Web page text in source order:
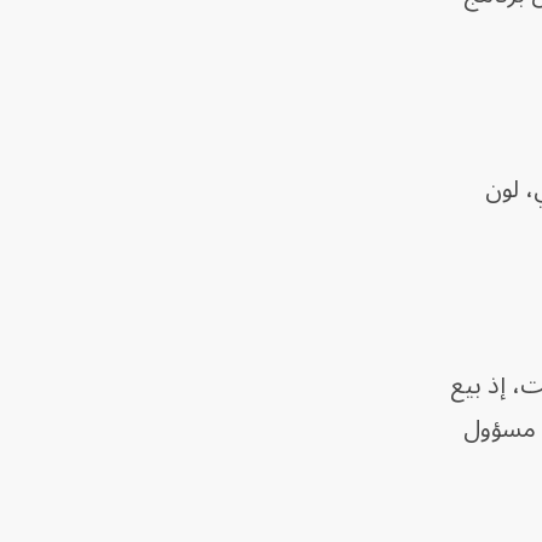
لون
إذ بيع
مايو، وفق ما صرح مسؤول